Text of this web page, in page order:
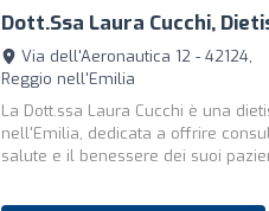
Dott.ssa Laura Cucchi,
Via dell'Aeronautica 12 - 42124,
Reggio nell'Emilia
La Dott.ssa Laura Cucchi è una
nell'Emilia, dedicata a offrire
salute e il benessere dei suoi